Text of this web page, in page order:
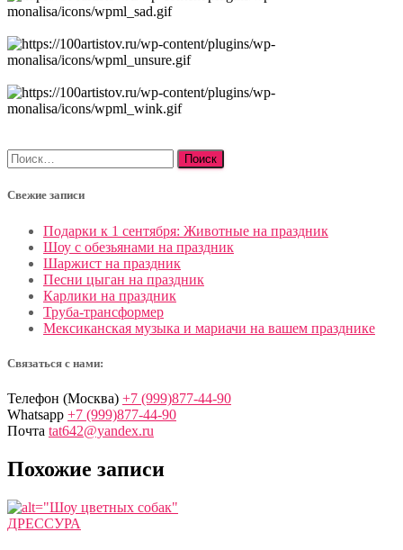
Найти:
Свежие записи
Подарки к 1 сентября: Животные на праздник
Шоу с обезьянами на праздник
Шаржист на праздник
Песни цыган на праздник
Карлики на праздник
Труба-трансформер
Мексиканская музыка и мариачи на вашем празднике
Связаться с нами:
Телефон (Москва) +7 (999)877-44-90
Whatsapp +7 (999)877-44-90
Почта tat642@yandex.ru
Похожие записи
ДРЕССУРА